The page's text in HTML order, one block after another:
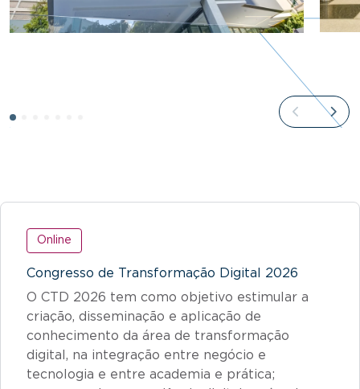
Online
Congresso de Transformação Digital 2026
O CTD 2026 tem como objetivo estimular a
criação, disseminação e aplicação de
conhecimento da área de transformação
digital, na integração entre negócio e
tecnologia e entre academia e prática;